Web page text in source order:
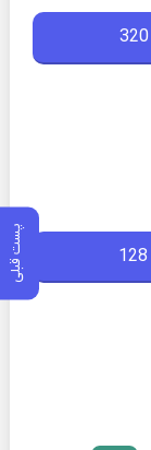
پست قبلی